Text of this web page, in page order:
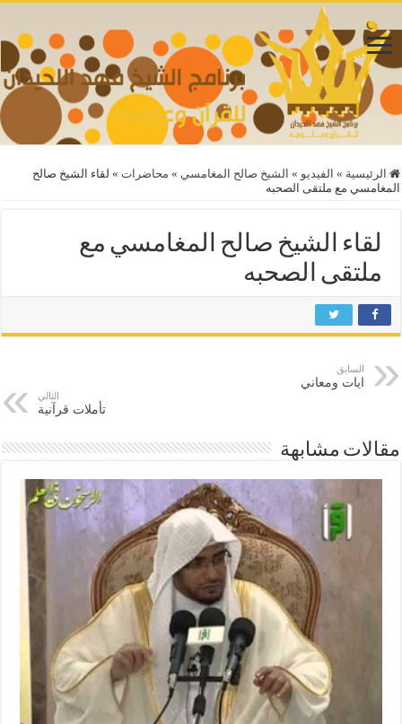
الرئيسية » الفيديو » الشيخ صالح المغامسي » محاضرات » لقاء الشيخ صالح
المغامسي مع ملتقى الصحبه
لقاء الشيخ صالح المغامسي مع
ملتقى الصحبه
السابق
ايات ومعاني
التالي
تأملات قرآنية
مقالات مشابهة